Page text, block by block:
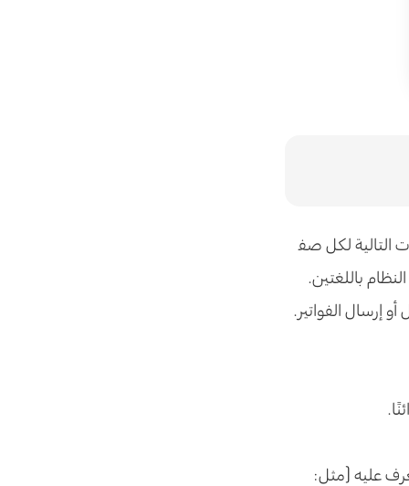
التالية لكل صف
باللغتين.
إرسال الفواتير.
عليه (مثل: